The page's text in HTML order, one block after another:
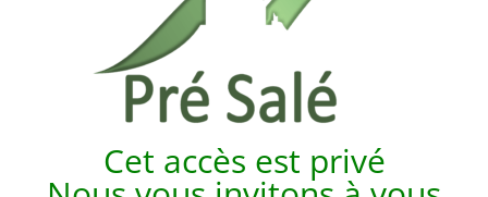
Cet accès est privé